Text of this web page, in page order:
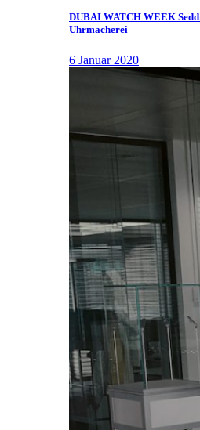
DUBAI WATCH WEEK
Uhrmacherei
6 Januar 2020